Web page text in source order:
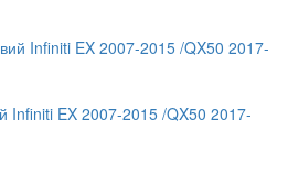
Infiniti EX 2007-2015 /QX50 2017-